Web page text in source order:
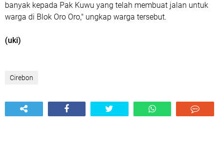
banyak kepada Pak Kuwu yang telah membuat jalan untuk
warga di Blok Oro Oro," ungkap warga tersebut.
(uki)
Cirebon